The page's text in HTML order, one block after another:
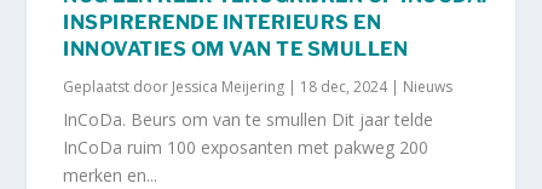
INSPIRERENDE INTERIEURS EN
INNOVATIES OM VAN TE SMULLEN
Geplaatst door Jessica Meijering | 18 dec, 2024| Nieuws
InCoDa. Beurs om van te smullen Dit jaar telde
InCoDa ruim 100 exposanten met pakweg 200
merken en...